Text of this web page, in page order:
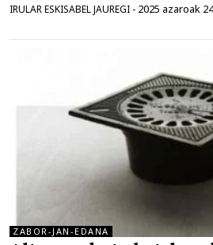
IRULAR ESKISABEL JAUREGI - 2025 azaroak 24
ZABOR-JAN-EDANA